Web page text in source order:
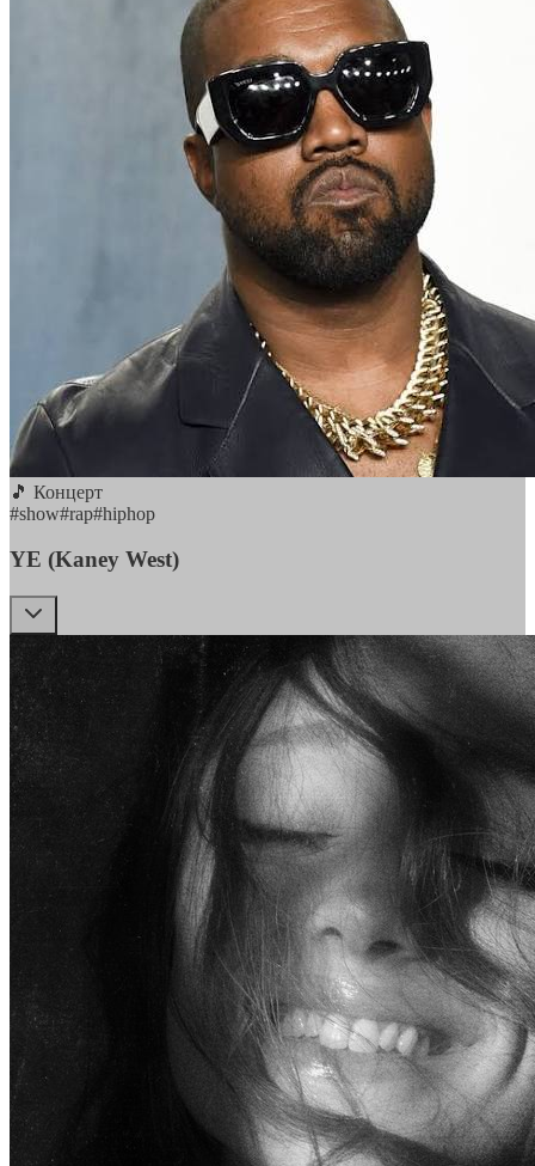
🎵 Концерт
#show#rap#hiphop
YE (Kaney West)